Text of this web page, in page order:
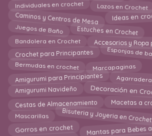
Individuales en crochet Lazos en Crochet
Caminos y Centros de Mesa Ideas en
Juegos de Baño Estuches en Crochet
Bandolera en Crochet Accesorios y Ropa
Crochet para Principantes Esponjas de
Bermudas en crochet Marcapaginas
Amigurumi para Principiantes
Amigurumi Navideño Decoración en
Cestas de Almacenamiento Macetas a
Mascarillas Bisuteria y Joyeria en Crochet
Gorros en crochet Mantas para Bebes